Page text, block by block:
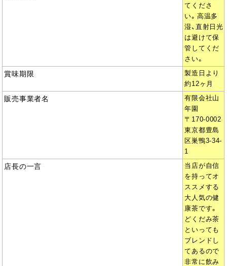
てくださ
い。高温多
湿、直射日光
は避けて保
管してくだ
さい。
賞味期限
製造日より
約12ヶ月
販売事業者名
有限会社山
年園
〒170-0002
東京都豊島
区巣鴨3-34-
1
店長の一言
当店が自信
を持ってオ
ススメする
大人気の健
康茶です。
どくだみ茶
といっても
ブレンドし
てあるので
非常に飲み